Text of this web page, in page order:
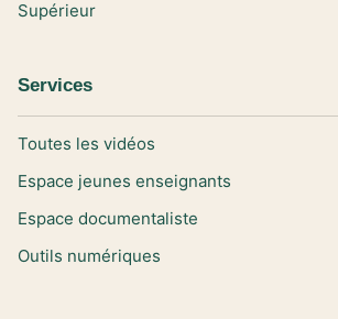
Supérieur
Services
Toutes les vidéos
Espace jeunes enseignants
Espace documentaliste
Outils numériques